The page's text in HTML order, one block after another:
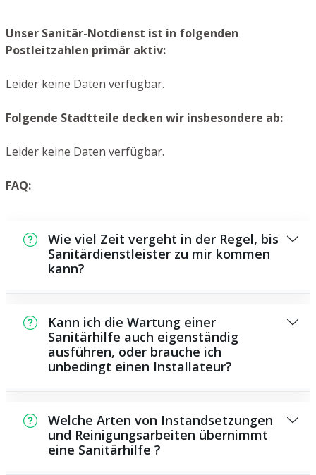
Unser Sanitär-Notdienst ist in folgenden
Postleitzahlen primär aktiv:
Leider keine Daten verfügbar.
Folgende Stadtteile decken wir insbesondere ab:
Leider keine Daten verfügbar.
FAQ:
Wie viel Zeit vergeht in der Regel, bis
Sanitärdienstleister zu mir kommen
kann?
Ihnen vor Ort sein. Das hängt aber auch von
der Auftragslage zu dem Zeitpunkt ab und
von der Verkehrslage und der örtlichen
Gegebenheit.
Kann ich die Wartung einer
Sanitärhilfe auch eigenständig
ausführen, oder brauche ich
unbedingt einen Installateur?
Wartungsarbeiten, die Sie selbst ausführen
können, beispielsweise die Anwendung von
Rohrreinigungsmitteln aus dem Geschäft.
Welche Arten von Instandsetzungen
und Reinigungsarbeiten übernimmt
eine Sanitärhilfe ?